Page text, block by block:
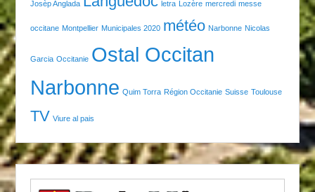
Josèp Anglada letra Lozère mercredi messe
occitane Montpellier Municipales 2020 météo Narbonne Nicolas
Garcia Occitanie Ostal Occitan
Narbonne Quim Torra Région Occitanie Suisse Toulouse
TV Viure al pais